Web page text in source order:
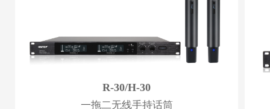
R-30/H-30
一拖二无线手持话筒